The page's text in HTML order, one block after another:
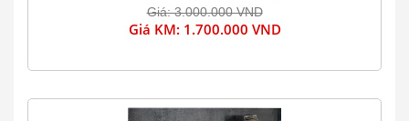
Giá: 3.000.000 VND
Giá KM: 1.700.000 VND